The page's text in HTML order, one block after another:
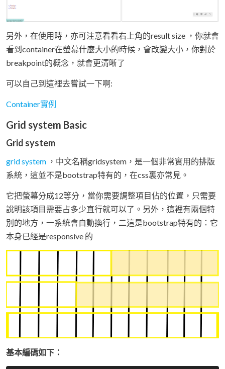
另外，在使用時，亦可注意看看右上角的result size ，你就會
看到container在螢幕什麼大小的時候，會改變大小，你對於
breakpoint的概念，就會更清晰了
可以自己到這裡去嘗試一下啊:
Container實例
Grid system Basic
Grid system
grid system ，中文名稱gridsystem，是一個非常實用的排版
系統，這並不是bootstrap特有的，在css裏亦常見。
它把螢幕分成12等分，當你需要調整項目佔的位置，只需要
說明該項目需要占多少直行就可以了。另外，這裡有兩個特
別的地方，一系統會自動換行，二這是bootstrap特有的：它
本身已經是responsive 的
基本編碼如下：